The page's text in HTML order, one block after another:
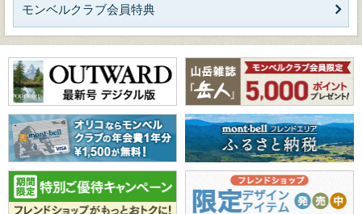
モンベルクラブ会員特典